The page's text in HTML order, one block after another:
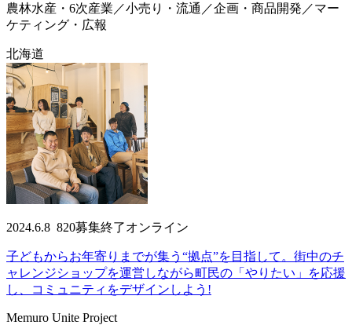
農林水産・6次産業／小売り・流通／企画・商品開発／マー
ケティング・広報
北海道
2024.6.8 820募集終了オンライン
子どもからお年寄りまでが集う“拠点”を目指して。街中のチ
ャレンジショップを運営しながら町民の「やりたい」を応援
し、コミュニティをデザインしよう!
Memuro Unite Project